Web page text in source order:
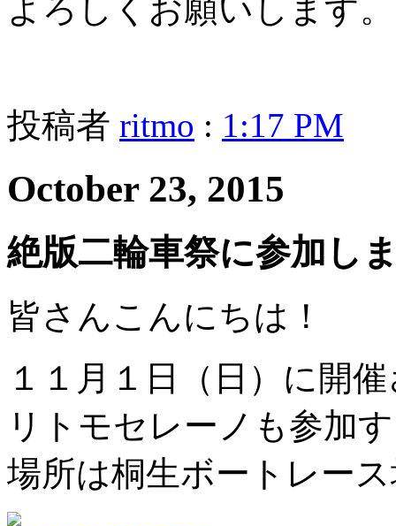
よろしくお願いします。
投稿者 ritmo : 1:17 PM
October 23, 2015
絶版二輪車祭に参加し
皆さんこんにちは！
１１月１日（日）に開
リトモセレーノも参加
場所は桐生ボートレー